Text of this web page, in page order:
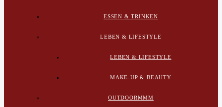
ESSEN & TRINKEN
LEBEN & LIFESTYLE
LEBEN & LIFESTYLE
MAKE-UP & BEAUTY
OUTDOORMMM